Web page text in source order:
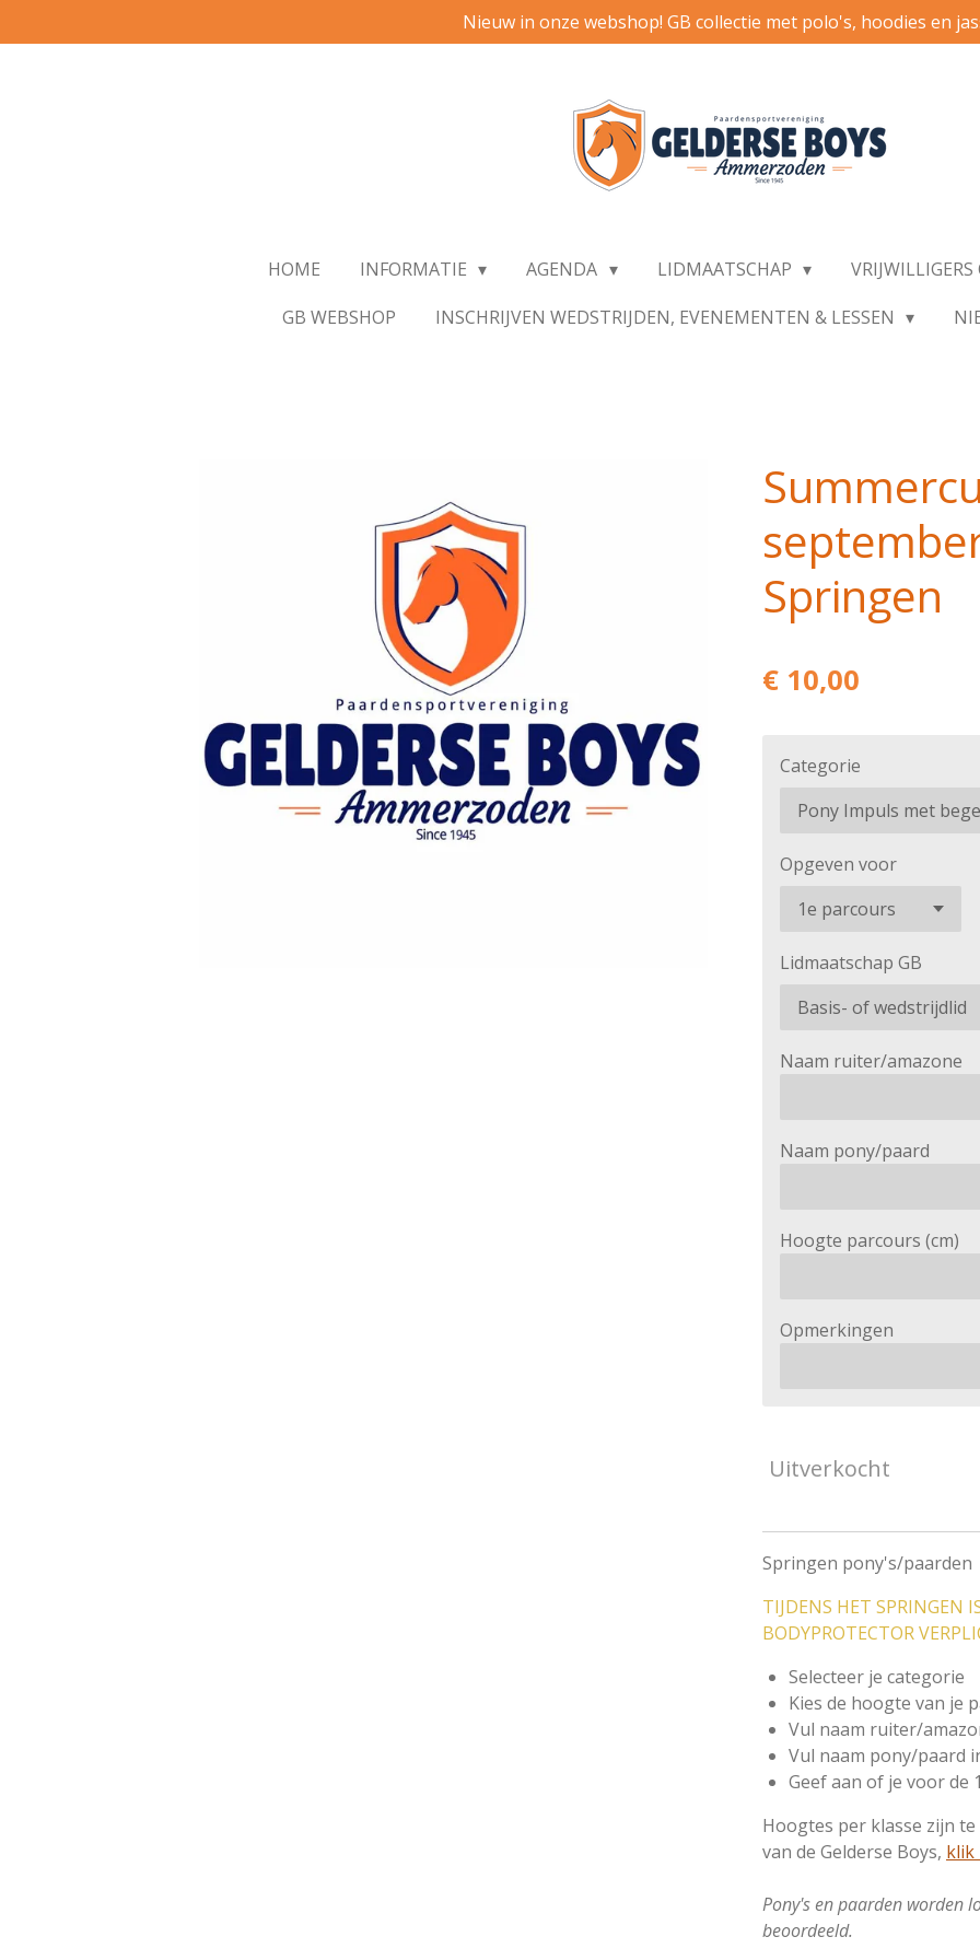
direct
Nieuw in onze webshop! GB collectie met polo's, hoodies en
HOME INFORMATIE AGENDA LIDMAATSCHAP
GB WEBSHOP
INSCHRIJVEN WEDSTRIJDEN, EVENEMENTEN & LESSEN
Springen
€ 10,00
Categorie
Opgeven voor
Lidmaatschap GB
Naam ruiter/amazone
Naam pony/paard
Hoogte parcours (cm)
Opmerkingen
Uitverkocht
Springen pony's/paarden
TIJDENS HET SPRINGEN
BODYPROTECTOR
Selecteer je categorie
Kies de hoogte van je
Vul naam ruiter/
Vul naam pony/paard
Geef aan of je voor
Hoogtes per klasse zijn
van de Gelderse Boys, klik
Pony's en paarden worden
beoordeeld.